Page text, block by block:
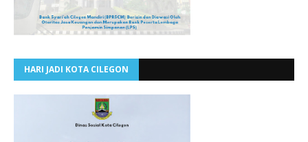
HARI JADI KOTA CILEGON